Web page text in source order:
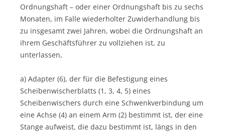
Ordnungshaft – oder einer Ordnungshaft bis zu sechs
Monaten, im Falle wiederholter Zuwiderhandlung bis
zu insgesamt zwei Jahren, wobei die Ordnungshaft an
ihrem Geschäftsführer zu vollziehen ist, zu
unterlassen,
a) Adapter (6), der für die Befestigung eines
Scheibenwischerblatts (1, 3, 4, 5) eines
Scheibenwischers durch eine Schwenkverbindung um
eine Achse (4) an einem Arm (2) bestimmt ist, der eine
Stange aufweist, die dazu bestimmt ist, längs in den